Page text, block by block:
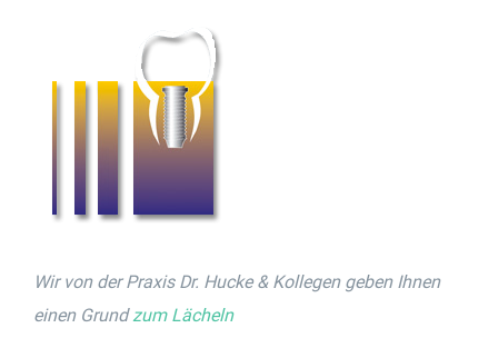
Wir von der Praxis Dr. Hucke & Kollegen geben Ihnen
einen Grundzum Lächeln